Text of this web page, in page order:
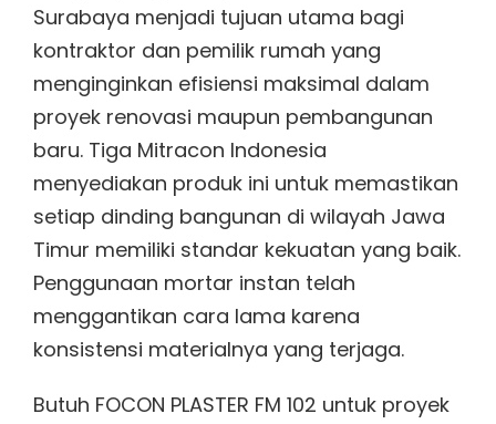
Surabaya menjadi tujuan utama bagi
kontraktor dan pemilik rumah yang
menginginkan efisiensi maksimal dalam
proyek renovasi maupun pembangunan
baru. Tiga Mitracon Indonesia
menyediakan produk ini untuk memastikan
setiap dinding bangunan di wilayah Jawa
Timur memiliki standar kekuatan yang baik.
Penggunaan mortar instan telah
menggantikan cara lama karena
konsistensi materialnya yang terjaga.
Butuh FOCON PLASTER FM 102 untuk proyek